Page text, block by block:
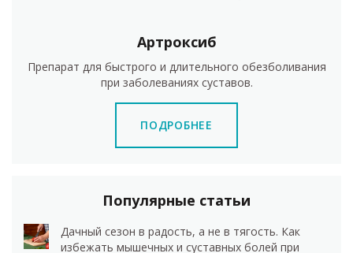
Артроксиб
Препарат для быстрого и длительного обезболивания
при заболеваниях суставов.
ПОДРОБНЕЕ
Популярные статьи
Дачный сезон в радость, а не в тягость. Как
избежать мышечных и суставных болей при